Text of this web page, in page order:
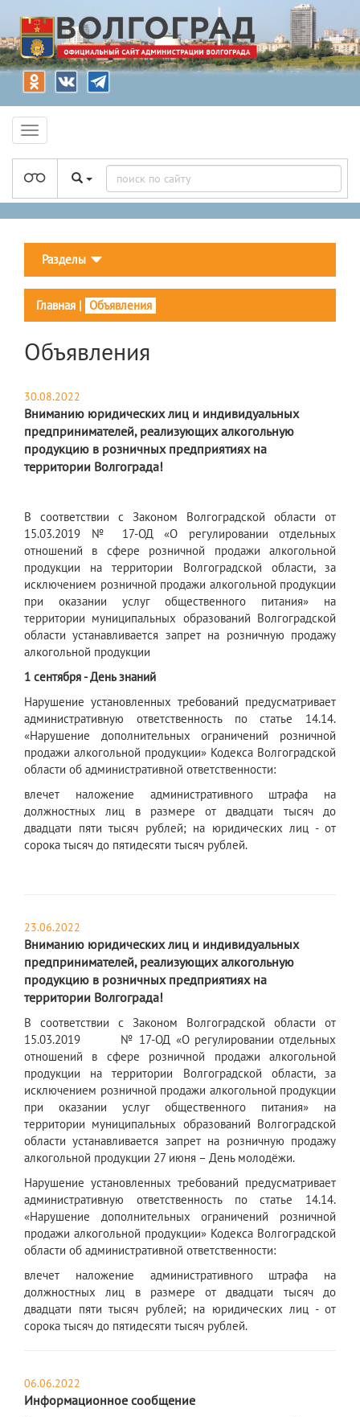
Разделы
Главная | Объявления
Объявления
30.08.2022
Вниманию юридических лиц и индивидуальных
предпринимателей, реализующих алкогольную
продукцию в розничных предприятиях на
территории Волгограда!
В соответствии с Законом Волгоградской области от
15.03.2019 № 17-ОД «О регулировании отдельных
отношений в сфере розничной продажи алкогольной
продукции на территории Волгоградской области, за
исключением розничной продажи алкогольной продукции
при оказании услуг общественного питания» на
территории муниципальных образований Волгоградской
области устанавливается запрет на розничную продажу
алкогольной продукции
1 сентября - День знаний
Нарушение установленных требований предусматривает
административную ответственность по статье 14.14.
«Нарушение дополнительных ограничений розничной
продажи алкогольной продукции» Кодекса Волгоградской
области об административной ответственности:
влечет наложение административного штрафа на
должностных лиц в размере от двадцати тысяч до
двадцати пяти тысяч рублей; на юридических лиц - от
сорока тысяч до пятидесяти тысяч рублей.
23.06.2022
Вниманию юридических лиц и индивидуальных
предпринимателей, реализующих алкогольную
продукцию в розничных предприятиях на
территории Волгограда!
В соответствии с Законом Волгоградской области от
15.03.2019 № 17-ОД «О регулировании отдельных
отношений в сфере розничной продажи алкогольной
продукции на территории Волгоградской области, за
исключением розничной продажи алкогольной продукции
при оказании услуг общественного питания» на
территории муниципальных образований Волгоградской
области устанавливается запрет на розничную продажу
алкогольной продукции 27 июня – День молодёжи.
Нарушение установленных требований предусматривает
административную ответственность по статье 14.14.
«Нарушение дополнительных ограничений розничной
продажи алкогольной продукции» Кодекса Волгоградской
области об административной ответственности:
влечет наложение административного штрафа на
должностных лиц в размере от двадцати тысяч до
двадцати пяти тысяч рублей; на юридических лиц - от
сорока тысяч до пятидесяти тысяч рублей.
06.06.2022
Информационное сообщение